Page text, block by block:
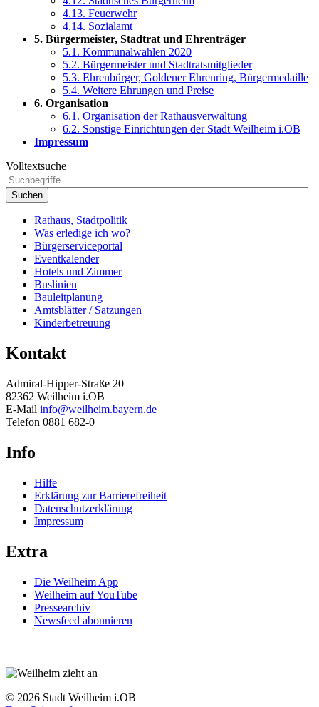
4.13. Feuerwehr
4.14. Sozialamt
5. Bürgermeister, Stadtrat und Ehrenträger
5.1. Kommunalwahlen 2020
5.2. Bürgermeister und Stadtratsmitglieder
5.3. Ehrenbürger, Goldener Ehrenring, Bürgermedaille
5.4. Weitere Ehrungen und Preise
6. Organisation
6.1. Organisation der Rathausverwaltung
6.2. Sonstige Einrichtungen der Stadt Weilheim i.OB
Impressum
Volltextsuche
Suchen
Rathaus, Stadtpolitik
Was erledige ich wo?
Bürgerserviceportal
Eventkalender
Hotels und Zimmer
Buslinien
Bauleitplanung
Amtsblätter / Satzungen
Kinderbetreuung
Kontakt
Admiral-Hipper-Straße 20
82362 Weilheim i.OB
E-Mail info@weilheim.bayern.de
Telefon 0881 682-0
Info
Hilfe
Erklärung zur Barrierefreiheit
Datenschutzerklärung
Impressum
Extra
Die Weilheim App
Weilheim auf YouTube
Pressearchiv
Newsfeed abonnieren
© 2026 Stadt Weilheim i.OB